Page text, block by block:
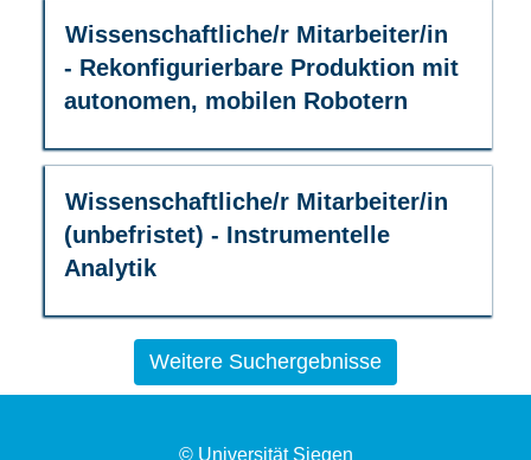
vollständig
anzuzeigen.
Stellenbezeichnung
Wissenschaftliche/r Mitarbeiter/in
- Rekonfigurierbare Produktion mit
autonomen, mobilen Robotern
Drücken
Sie
die
Leertaste,
vollständig
anzuzeigen.
Stellenbezeichnung
Wissenschaftliche/r Mitarbeiter/in
(unbefristet) - Instrumentelle
Analytik
Drücken
Sie
die
Leertaste,
Stelleninformationen
vollständig
Weitere Suchergebnisse
© Universität Siegen